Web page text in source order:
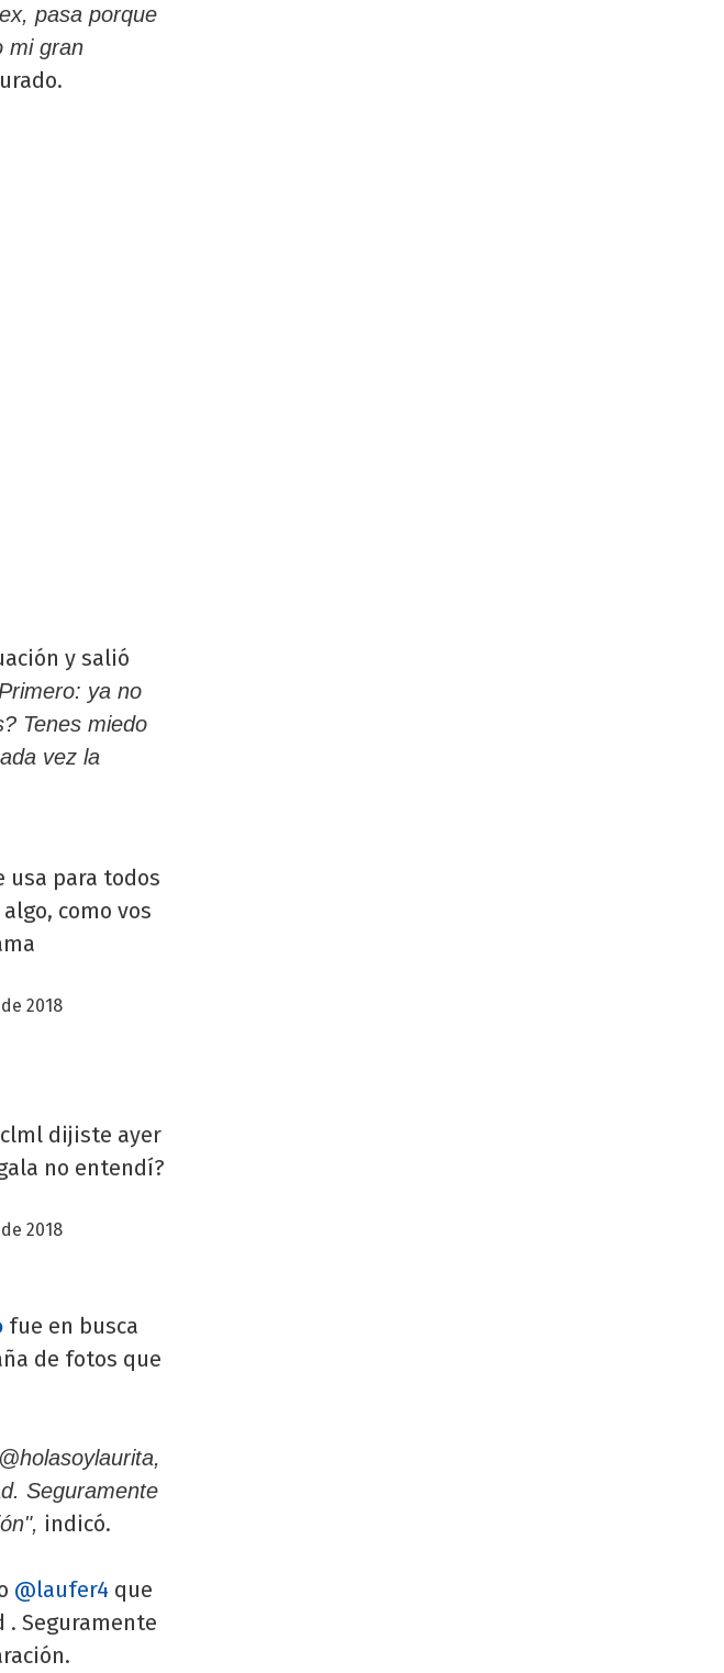
pasa porque
mi gran
y salió
ya no
Tenes miedo
vez la
usa para todos
como vos
2018
dijiste ayer
no entendí?
2018
fue en busca
de fotos que
Seguramente
indicó.
@laufer4 que
Seguramente